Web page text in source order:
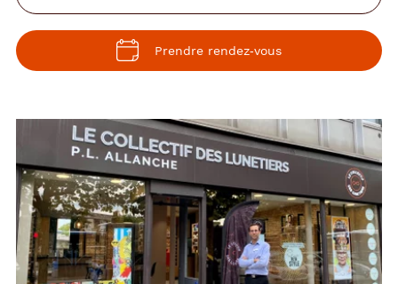
Prendre rendez‑vous